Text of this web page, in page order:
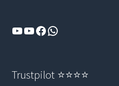
YouTube
YouTube
Facebook
WhatsApp
Trustpilot ⭐⭐⭐⭐